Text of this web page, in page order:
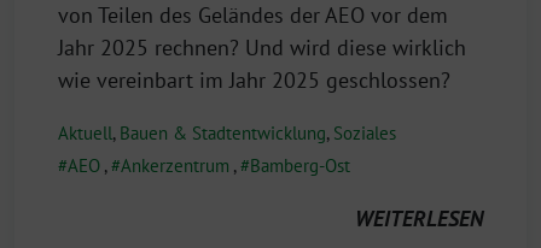
von Teilen des Geländes der AEO vor dem
Jahr 2025 rechnen? Und wird diese wirklich
wie vereinbart im Jahr 2025 geschlossen?
Aktuell, Bauen & Stadtentwicklung, Soziales
AEO , Ankerzentrum , Bamberg-Ost
WEITERLESEN